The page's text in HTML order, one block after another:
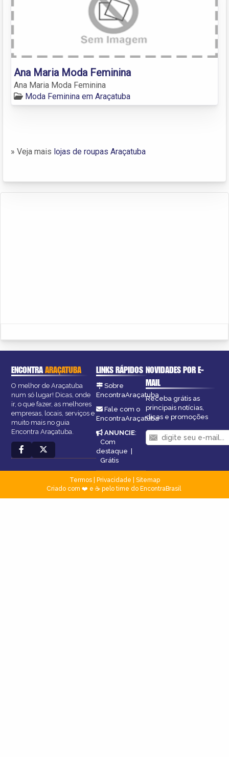
Ana Maria Moda Feminina
Ana Maria Moda Feminina
Moda Feminina em Araçatuba
» Veja mais lojas de roupas Araçatuba
ENCONTRAARAÇATUBA
O melhor de Araçatuba
num só lugar! Dicas, onde
ir, o que fazer, as melhores
empresas, locais, serviços e
muito mais no guia
Encontra Araçatuba.
LINKS RÁPIDOS
Sobre
EncontraAraçatuba
Fale com o
EncontraAraçatuba
ANUNCIE:
Com
destaque |
Grátis
NOVIDADES POR E-
MAIL
Receba grátis as
principais notícias,
dicas e promoções
Termos| Privacidade
Sitemap
Criado com ❤️ e ☕ pelo time do EncontraBrasil